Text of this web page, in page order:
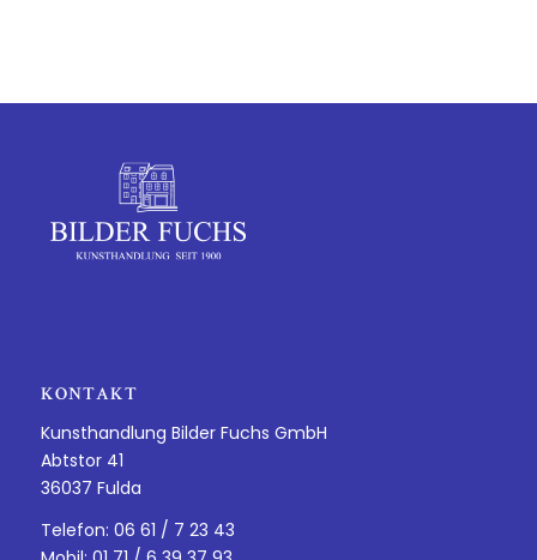
KONTAKT
Kunsthandlung Bilder Fuchs GmbH
Abtstor 41
36037 Fulda
Telefon: 06 61 / 7 23 43